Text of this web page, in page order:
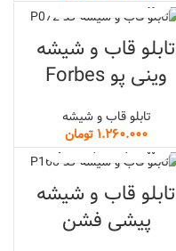
تابلو قاب و شیشه
وینی پو Forbes
تابلو قاب و شیشه
تومان
تابلو قاب و شیشه
پیشی فشن